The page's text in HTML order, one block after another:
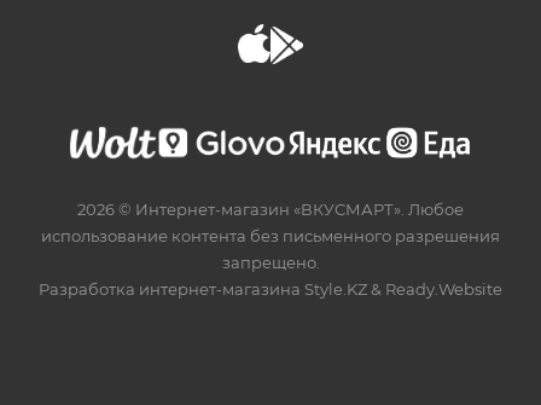
2026 © Интернет-магазин «ВКУСМАРТ». Любое
использование контента без письменного разрешения
запрещено.
Разработка интернет-магазина Style.KZ& Ready.Website